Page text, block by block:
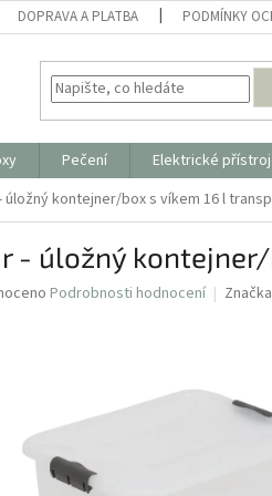
DOPRAVA A PLATBA PODMÍNKY
Pečení Elektrické
úložný kontejner/box s víkem 16 l
- úložný
Podrobnosti hodnocení